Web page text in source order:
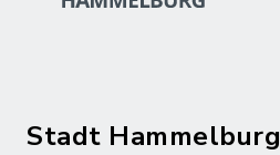
Stadt Hammelburg